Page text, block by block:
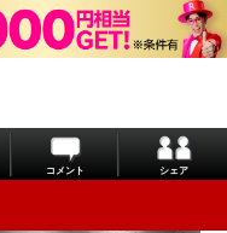
コメント シェア